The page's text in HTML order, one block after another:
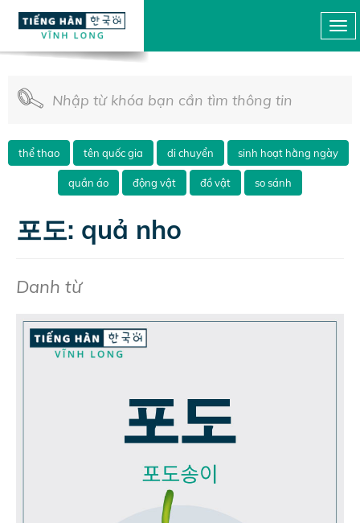
thể thao tên quốc gia di chuyển sinh hoạt hằng ngày
quần áo động vật đồ vật so sánh
포도: quả nho
Danh từ